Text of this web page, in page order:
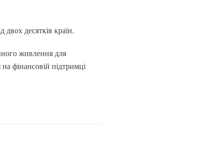
десятків країн.
живлення для
фінансовій підтримці